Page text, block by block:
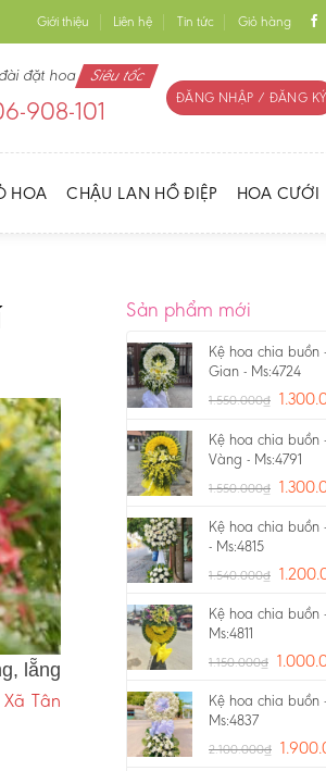
Giới thiệu Liên hệ Tin tức Giỏ hàng
đặt hoa Siêu tốc
908-101 ĐĂNG NHẬP / ĐĂNG KÝ
HOA CHẬU LAN HỒ ĐIỆP HOA CƯỚI
lẵng
Tân
Sản phẩm mới
Kệ hoa chia buồn
Gian - Ms:4724
1.550.000₫
Kệ hoa chia buồn
Vàng - Ms:4791
1.550.000₫
Kệ hoa chia buồn
- Ms:4815
1.540.000₫
Kệ hoa chia buồn
Ms:4811
1.150.000₫
Kệ hoa chia buồn
Ms:4837
2.100.000₫